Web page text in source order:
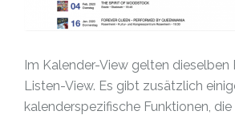
Im Kalender-View gelten dieselben
Listen-View. Es gibt zusätzlich
kalenderspezifische Funktionen,